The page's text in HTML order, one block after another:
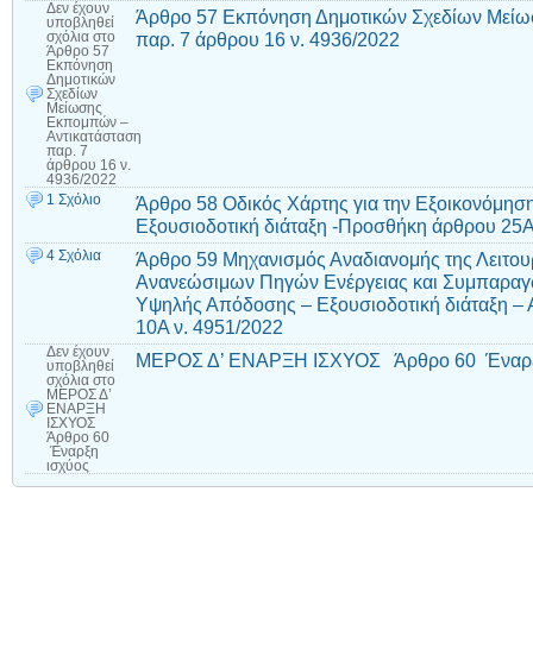
Δεν έχουν
υποβληθεί
σχόλια στο
Άρθρο 57
Εκπόνηση
Δημοτικών
Σχεδίων
Μείωσης
Εκπομπών –
Αντικατάσταση
παρ. 7
άρθρου 16 ν.
4936/2022
Άρθρο 57 Εκπόνηση Δημοτικών Σχεδίων
παρ. 7 άρθρου 16 ν. 4936/2022
1 Σχόλιο
Άρθρο 58 Οδικός Χάρτης για την
Εξουσιοδοτική διάταξη -Προσθήκη άρθρου
4 Σχόλια
Άρθρο 59 Μηχανισμός Αναδιανομής της
Ανανεώσιμων Πηγών Ενέργειας και
Υψηλής Απόδοσης – Εξουσιοδοτική διάταξη
10Α ν. 4951/2022
Δεν έχουν
υποβληθεί
σχόλια στο
ΜΕΡΟΣ Δ’
ΕΝΑΡΞΗ
ΙΣΧΥΟΣ
Άρθρο 60
Έναρξη
ισχύος
ΜΕΡΟΣ Δ’ ΕΝΑΡΞΗ ΙΣΧΥΟΣ Άρθρο 60